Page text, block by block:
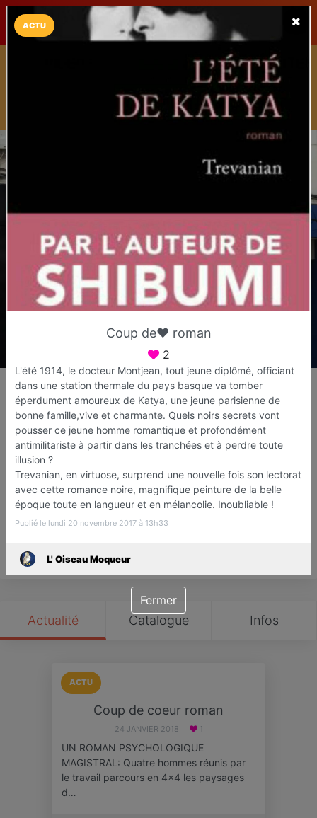
LaCarte Play Store
Téléchargez gratuitement l'app LaCarte pour suivre vos
Télécharger Plus tard
L' Oiseau Moqueur
Librairie
Sucy En Brie
Favori
Ouvre dès 14:30
Actualité Catalogue Infos
ACTU
Coup de coeur roman
24 JANVIER 2018 1
UN ROMAN PSYCHOLOGIQUE
MAGISTRAL: Quatre hommes réunis par
le travail parcours en 4x4 les paysages
d…
ACTU
Coup de❤ roman
2
L'été 1914, le docteur Montjean, tout jeune diplômé, officiant
dans une station thermale du pays basque va tomber
éperdument amoureux de Katya, une jeune parisienne de
bonne famille,vive et charmante. Quels noirs secrets vont
pousser ce jeune homme romantique et profondément
antimilitariste à partir dans les tranchées et à perdre toute
illusion ?
Trevanian, en virtuose, surprend une nouvelle fois son lectorat
avec cette romance noire, magnifique peinture de la belle
époque toute en langueur et en mélancolie. Inoubliable !
Publié le lundi 20 novembre 2017 à 13h33
L' Oiseau Moqueur
Fermer